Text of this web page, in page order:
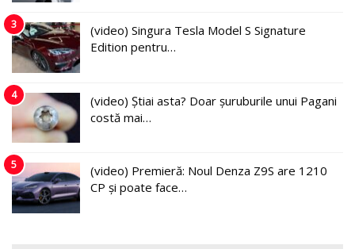
3
(video) Singura Tesla Model S Signature
Edition pentru…
4
(video) Știai asta? Doar șuruburile unui Pagani
costă mai…
5
(video) Premieră: Noul Denza Z9S are 1210
CP și poate face…